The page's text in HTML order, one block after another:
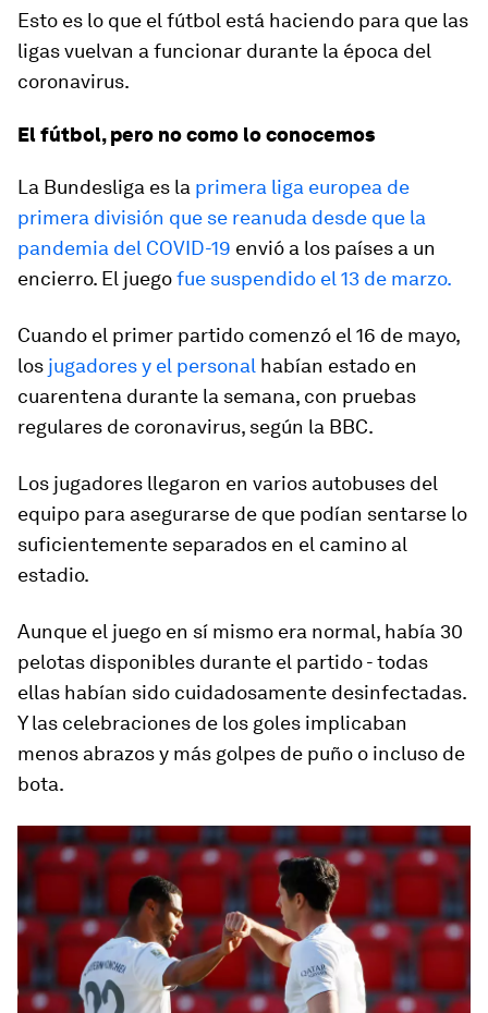
Esto es lo que el fútbol está haciendo para que las
ligas vuelvan a funcionar durante la época del
coronavirus.
El fútbol, pero no como lo conocemos
La Bundesliga es la primera liga europea de
primera división que se reanuda desde que la
pandemia del COVID-19 envió a los países a un
encierro. El juegofue suspendido el 13 de marzo.
Cuando el primer partido comenzó el 16 de mayo,
los jugadores y el personal habían estado en
cuarentena durante la semana, con pruebas
regulares de coronavirus, según la BBC.
Los jugadores llegaron en varios autobuses del
equipo para asegurarse de que podían sentarse lo
suficientemente separados en el camino al
estadio.
Aunque el juego en sí mismo era normal, había 30
pelotas disponibles durante el partido - todas
ellas habían sido cuidadosamente desinfectadas.
Y las celebraciones de los goles implicaban
menos abrazos y más golpes de puño o incluso de
bota.